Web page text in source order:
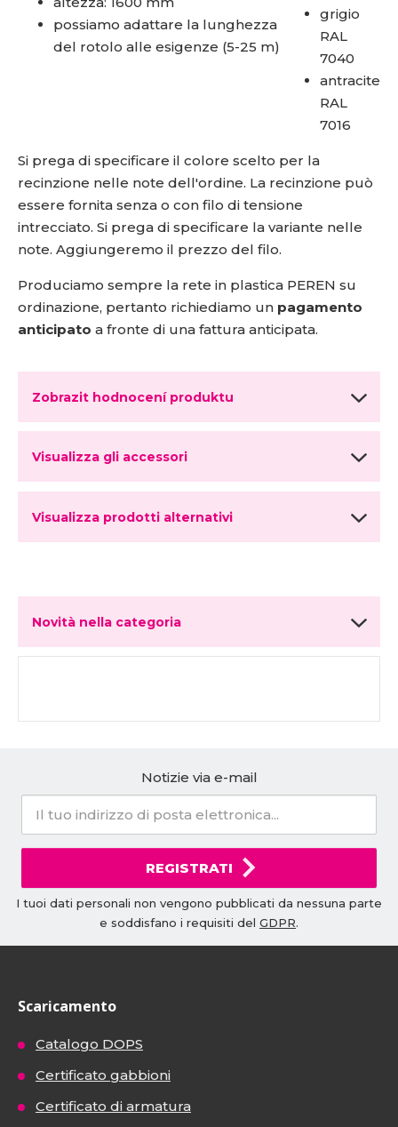
possiamo adattare la lunghezza
del rotolo alle esigenze (5-25 m)
grigio
RAL
7040
antracite
RAL
7016
Si prega di specificare il colore scelto per la
recinzione nelle note dell'ordine. La recinzione può
essere fornita senza o con filo di tensione
intrecciato. Si prega di specificare la variante nelle
note. Aggiungeremo il prezzo del filo.
Produciamo sempre la rete in plastica PEREN su
ordinazione, pertanto richiediamo un pagamento
anticipato a fronte di una fattura anticipata.
Zobrazit hodnocení produktu
Visualizza gli accessori
Visualizza prodotti alternativi
Novità nella categoria
Notizie via e-mail
REGISTRATI
I tuoi dati personali non vengono pubblicati da nessuna parte
e soddisfano i requisiti del GDPR.
Scaricamento
Catalogo DOPS
Certificato gabbioni
Certificato di armatura